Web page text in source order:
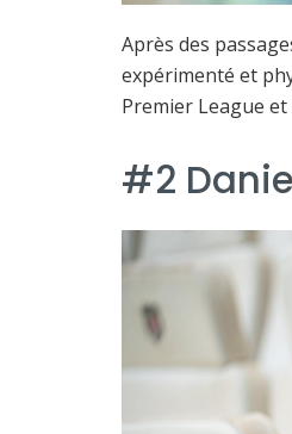
Après des
expérimenté et
Premier League
#2